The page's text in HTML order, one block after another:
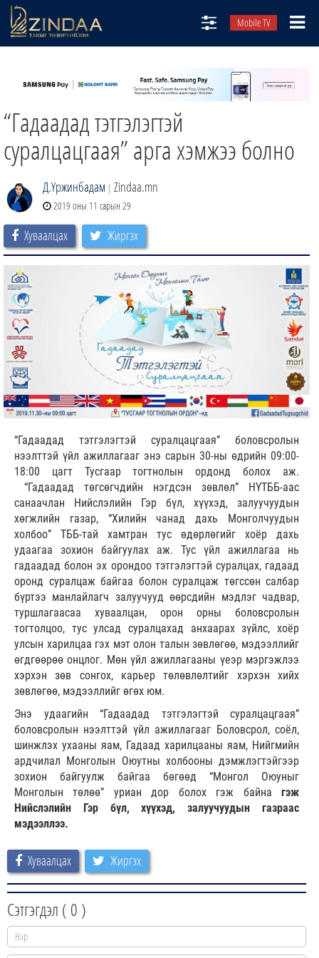
Mobile TV
ТВ8
ӨГЛӨӨНИЙ СОНИН
АУДИО ЗОХИОЛ
ЗИНДАА СЭТГҮҮЛ
“Гадаадад тэтгэлэгтэй
суралцацгаая” арга хэмжээ болно
Д.Үржинбадам | Zindaa.mn
2019 оны 11 сарын 29
Хуваалцах Жиргэх
“Гадаадад тэтгэлэгтэй суралцацгаая” боловсролын
нээлттэй үйл ажиллагааг энэ сарын 30-ны өдрийн 09:00-
18:00 цагт Тусгаар тогтнолын ордонд болох аж.
“Гадаадад төгсөгчдийн нэгдсэн зөвлөл” НҮТББ-аас
санаачлан Нийслэлийн Гэр бүл, хүүхэд, залуучуудын
хөгжлийн газар, “Хилийн чанад дахь Монголчуудын
холбоо” ТББ-тай хамтран тус өдөрлөгийг хоёр дахь
удаагаа зохион байгуулах аж. Тус үйл ажиллагаа нь
гадаадад болон эх орондоо тэтгэлэгтэй суралцах, гадаад
оронд суралцаж байгаа болон суралцаж төгссөн салбар
бүртээ манлайлагч залуучууд өөрсдийн мэдлэг чадвар,
туршлагаасаа хуваалцан, орон орны боловсролын
тогтолцоо, тус улсад суралцахад анхаарах зүйлс, хоёр
улсын харилцаа гэх мэт олон талын зөвлөгөө, мэдээллийг
өгдгөөрөө онцлог. Мөн үйл ажиллагааны үеэр мэргэжлээ
хэрхэн зөв сонгох, карьер төлөвлөлтийг хэрхэн хийх
зөвлөгөө, мэдээллийг өгөх юм.
Энэ удаагийн “Гадаадад тэтгэлэгтэй суралцацгаая”
боловсролын нээлттэй үйл ажиллагааг Боловсрол, соёл,
шинжлэх ухааны яам, Гадаад харилцааны яам, Нийгмийн
ардчилал Монголын Оюутны холбооны дэмжлэгтэйгээр
зохион байгуулж байгаа бөгөөд “Монгол Оюуныг
Монголын төлөө” уриан дор болох гэж байна гэж
Нийслэлийн Гэр бүл, хүүхэд, залуучуудын газраас
мэдээллээ.
Хуваалцах Жиргэх
Сэтгэгдэл ( 0 )